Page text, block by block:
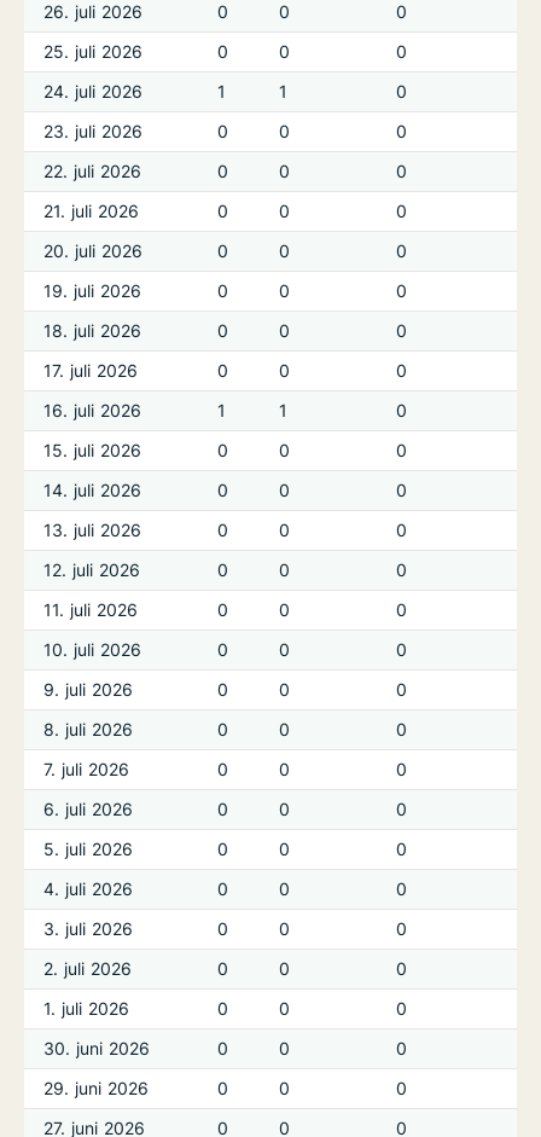
26. juli 2026
0 0
0
25. juli 2026
0 0
0
24. juli 2026
1 1
0
23. juli 2026
0 0
0
22. juli 2026
0 0
0
21. juli 2026
0 0
0
20. juli 2026
0 0
0
19. juli 2026
0 0
0
18. juli 2026
0 0
0
17. juli 2026
0 0
0
16. juli 2026
1 1
0
15. juli 2026
0 0
0
14. juli 2026
0 0
0
13. juli 2026
0 0
0
12. juli 2026
0 0
0
11. juli 2026
0 0
0
10. juli 2026
0 0
0
9. juli 2026
0 0
0
8. juli 2026
0 0
0
7. juli 2026
0 0
0
6. juli 2026
0 0
0
5. juli 2026
0 0
0
4. juli 2026
0 0
0
3. juli 2026
0 0
0
2. juli 2026
0 0
0
1. juli 2026
0 0
0
30. juni 2026
0 0
0
29. juni 2026
0 0
0
27. juni 2026
0 0 0